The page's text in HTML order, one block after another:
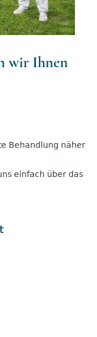
wir Ihnen
Behandlung näher
einfach über das